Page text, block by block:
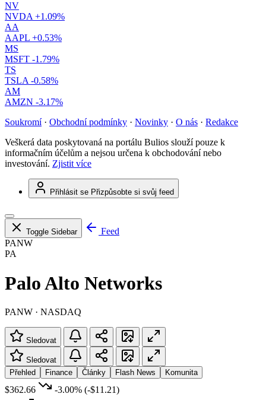
NV
NVDA +1.09%
AA
AAPL +0.53%
MS
MSFT -1.79%
TS
TSLA -0.58%
AM
AMZN -3.17%
Soukromí · Obchodní podmínky · Novinky · O nás · Redakce
Veškerá data poskytovaná na portálu Bulios slouží pouze k
informačním účelům a nejsou určena k obchodování nebo
investování. Zjistit více
Přihlásit se Přizpůsobte si svůj feed
Toggle Sidebar
Feed
PANW
PA
Palo Alto Networks
PANW · NASDAQ
Sledovat
Sledovat
Přehled
Finance Články Flash News Komunita
$362.66 -3.00% (-$11.21)